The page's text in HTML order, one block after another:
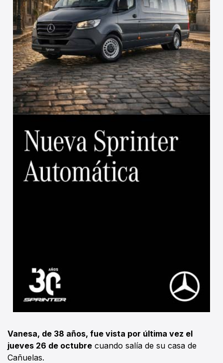
Vanesa, de 38 años, fue vista por última vez el
jueves 26 de octubre cuando salía de su casa de
Cañuelas.